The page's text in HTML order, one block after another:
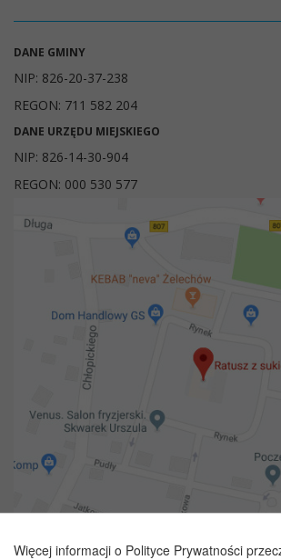
DANE GMINY
NIP: 826-20-37-238
REGON: 711 582 204
DANE URZĘDU MIEJSKIEGO
NIP: 826-14-30-904
REGON: 000 530 577
Więcej informacji o Polityce Prywatności